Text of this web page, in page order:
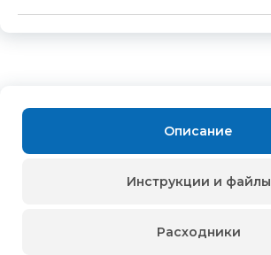
Описание
Инструкции и файлы
Расходники